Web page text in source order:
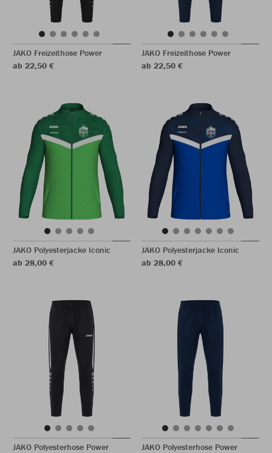
JAKO Freizeithose Power
ab 22,50 €
JAKO Freizeithose Power
ab 22,50 €
JAKO Polyesterjacke Iconic
ab 28,00 €
JAKO Polyesterjacke Iconic
ab 28,00 €
JAKO Polyesterhose Power
JAKO Polyesterhose Power